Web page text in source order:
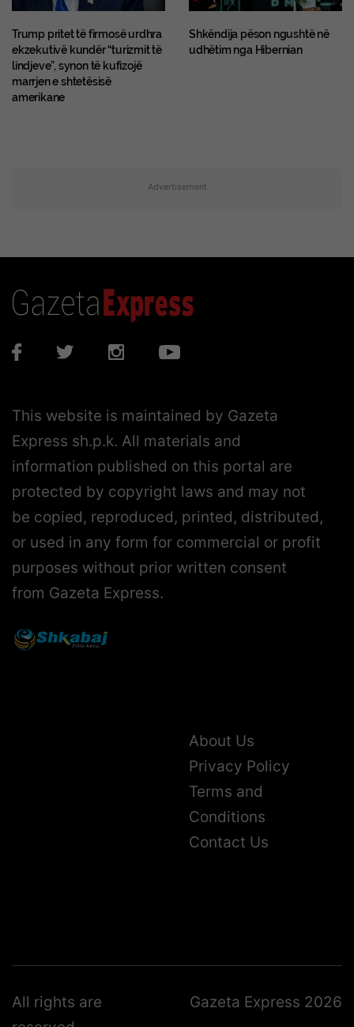
Trump pritet të firmosë urdhra
ekzekutivë kundër “turizmit të
lindjeve”, synon të kufizojë
marrjen e shtetësisë
amerikane
Shkëndija pëson ngushtë në
udhëtim nga Hibernian
Advertisement
This website is maintained by Gazeta
Express sh.p.k. All materials and
information published on this portal are
protected by copyright laws and may not
be copied, reproduced, printed, distributed,
or used in any form for commercial or profit
purposes without prior written consent
from Gazeta Express.
About Us
Privacy Policy
Terms and
Conditions
Contact Us
All rights are
Gazeta Express 2026